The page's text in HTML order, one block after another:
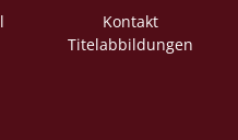
Kontakt
Titelabbildungen